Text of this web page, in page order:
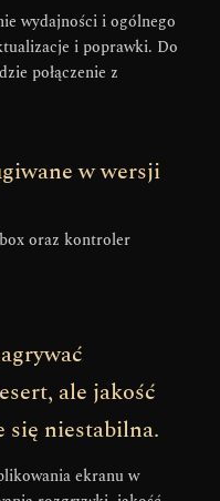
wydajności i ogólnego
i poprawki. Do
połączenie z
w wersji
oraz kontroler
ale jakość
się niestabilna.
ekranu w